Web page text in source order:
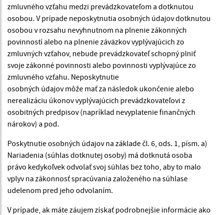
zmluvného vzťahu medzi prevádzkovateľom a dotknutou
osobou. V prípade neposkytnutia osobných údajov dotknutou
osobou v rozsahu nevyhnutnom na plnenie zákonných
povinností alebo na plnenie záväzkov vyplývajúcich zo
zmluvných vzťahov, nebude prevádzkovateľ schopný plniť
svoje zákonné povinnosti alebo povinnosti vyplývajúce zo
zmluvného vzťahu. Neposkytnutie
osobných údajov môže mať za následok ukončenie alebo
nerealizáciu úkonov vyplývajúcich prevádzkovateľovi z
osobitných predpisov (napríklad nevyplatenie finančných
nárokov) a pod.
Poskytnutie osobných údajov na základe čl. 6, ods. 1, písm. a)
Nariadenia (súhlas dotknutej osoby) má dotknutá osoba
právo kedykoľvek odvolať svoj súhlas bez toho, aby to malo
vplyv na zákonnosť spracúvania založeného na súhlase
udelenom pred jeho odvolaním.
V prípade, ak máte záujem získať podrobnejšie informácie ako